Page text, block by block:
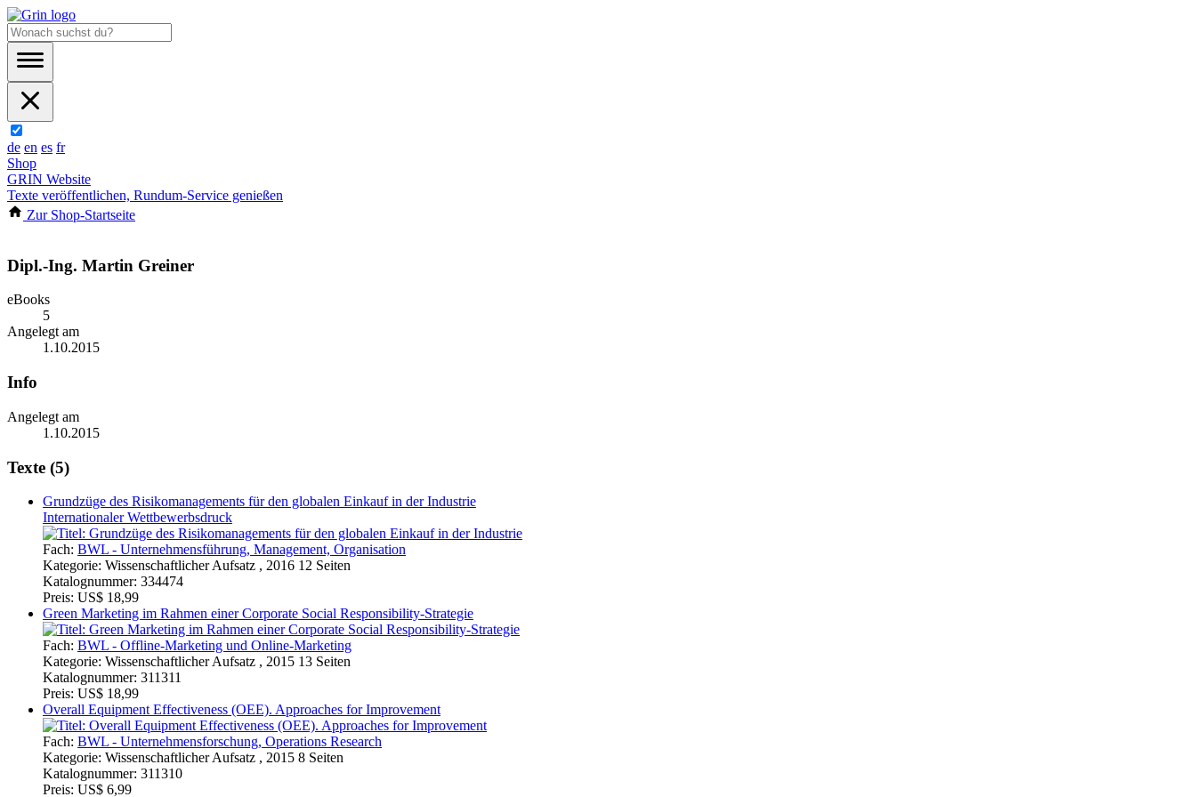
de en es fr
Shop
GRIN Website
Texte veröffentlichen, Rundum-Service genießen
Zur Shop-Startseite
Dipl.-Ing. Martin Greiner
eBooks
5
Angelegt am
1.10.2015
Info
Angelegt am
1.10.2015
Texte (5)
Grundzüge des Risikomanagements für den globalen Einkauf in der Industrie
Internationaler Wettbewerbsdruck
Fach: BWL - Unternehmensführung, Management, Organisation
Kategorie: Wissenschaftlicher Aufsatz , 2016 12 Seiten
Katalognummer: 334474
Preis: US$ 18,99
Green Marketing im Rahmen einer Corporate Social Responsibility-Strategie
Fach: BWL - Offline-Marketing und Online-Marketing
Kategorie: Wissenschaftlicher Aufsatz , 2015 13 Seiten
Katalognummer: 311311
Preis: US$ 18,99
Overall Equipment Effectiveness (OEE). Approaches for Improvement
Fach: BWL - Unternehmensforschung, Operations Research
Kategorie: Wissenschaftlicher Aufsatz , 2015 8 Seiten
Katalognummer: 311310
Preis: US$ 6,99